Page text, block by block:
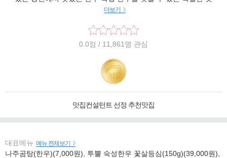
더보기
0.0점 / 11,861명 관심
맛집컨설턴트 선정 추천맛집
대표메뉴 메뉴 전체보기
나주곰탕(한우)(7,000원), 투뿔 숙성한우 꽃살등심(150g)(39,000원),